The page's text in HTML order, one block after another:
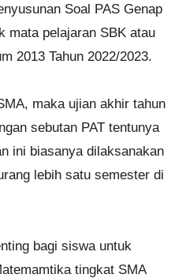
Soal PAS Genap
mata pelajaran SBK atau
2013 Tahun 2022/2023.
maka ujian akhir tahun
sebutan PAT tentunya
ini biasanya dilaksanakan
lebih satu semester di
bagi siswa untuk
tingkat SMA